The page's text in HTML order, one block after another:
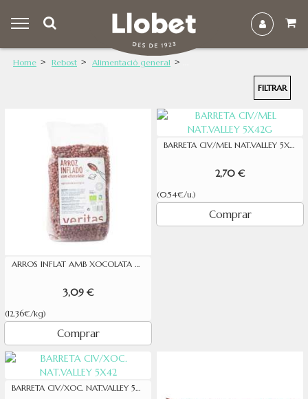
Home Rebost Alimentació general
FILTRAR
ARROS INFLAT AMB XOCOLATA VERITAS 250G
3,09 €
(12.36€/kg)
Comprar
BARRETA CIV/MEL NAT.VALLEY 5X42G
2,70 €
(0.54€/u.)
Comprar
BARRETA CIV/XOC. NAT.VALLEY 5X42